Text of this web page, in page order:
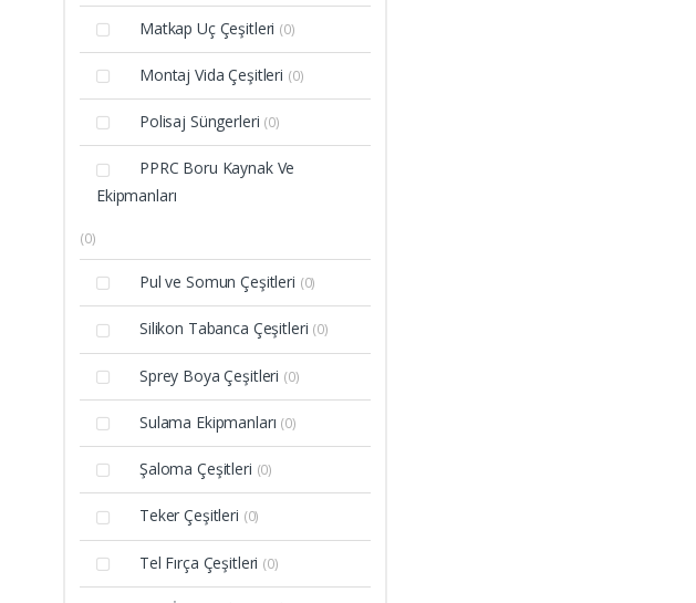
Matkap Uç Çeşitleri (0)
Montaj Vida Çeşitleri (0)
Polisaj Süngerleri (0)
PPRC Boru Kaynak Ve
Ekipmanları
(0)
Pul ve Somun Çeşitleri (0)
Silikon Tabanca Çeşitleri (0)
Sprey Boya Çeşitleri (0)
Sulama Ekipmanları (0)
Şaloma Çeşitleri (0)
Teker Çeşitleri (0)
Tel Fırça Çeşitleri (0)